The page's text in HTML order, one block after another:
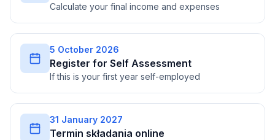
Calculate your final income and expenses
5 October 2026
Register for Self Assessment
If this is your first year self-employed
31 January 2027
Termin składania online